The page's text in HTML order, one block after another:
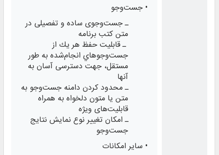
• جست‌وجو
ـ جست‌وجوی ساده و تفصیلی در
متن كتب برنامه
ـ قابليت حفظ هر يك از
جست‌وجوهاي انجام‌‌‌شده به طور
مستقل، جهت دسترسی ‌آسان به
آنها
ـ محدود کردن دامنه جست‌وجو به
متن یا متون دلخواه به همراه
قابلیت‌های ویژه
ـ امکان تغییر نوع نمایش نتایج
جست‌وجو
• سایر امکانات